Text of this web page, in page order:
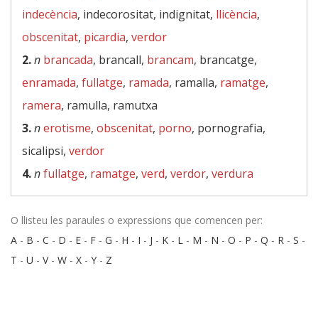
indecència, indecorositat, indignitat, llicència,
obscenitat, picardia, verdor
2.n brancada, brancall, brancam, brancatge,
enramada, fullatge, ramada, ramalla, ramatge,
ramera, ramulla, ramutxa
3.nerotisme, obscenitat, porno, pornografia,
sicalipsi, verdor
4.nfullatge, ramatge, verd, verdor, verdura
O llisteu les paraules o expressions que comencen per:
A - B - C - D - E - F - G - H - I - J - K - L - M - N - O - P - Q - R - S -
T - U - V- W - X - Y - Z